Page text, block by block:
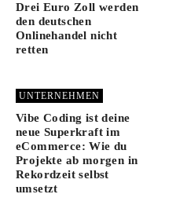
Drei Euro Zoll werden
den deutschen
Onlinehandel nicht
retten
UNTERNEHMEN
Vibe Coding ist deine
neue Superkraft im
eCommerce: Wie du
Projekte ab morgen in
Rekordzeit selbst
umsetzt